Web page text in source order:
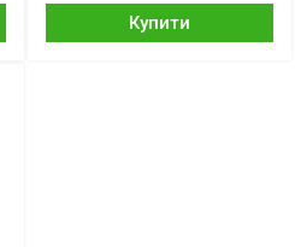
Купити